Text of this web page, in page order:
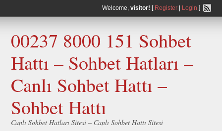
Welcome, visitor! [ Register| Login ]
00237 8000 151 Sohbet
Hattı – Sohbet Hatları –
Canlı Sohbet Hattı –
Sohbet Hattı
Canlı Sohbet Hatları Sitesi – Canlı Sohbet Hattı Sitesi